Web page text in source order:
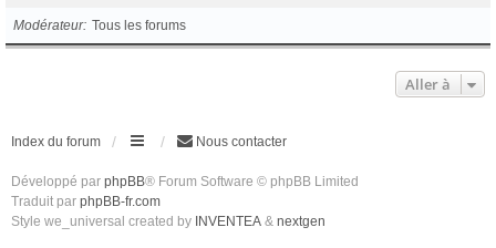
Modérateur Tous les forums
Aller à
Index du forum Nous contacter
Développé par phpBB® Forum Software © phpBB Limited
Traduit par phpBB-fr.com
Style we_universal created by INVENTEA & nextgen